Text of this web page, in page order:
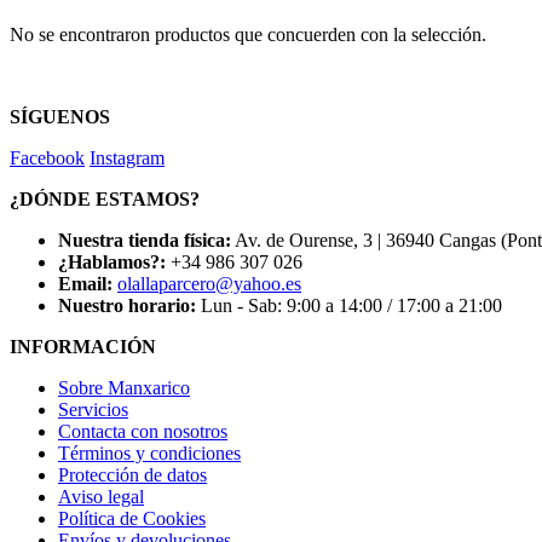
No se encontraron productos que concuerden con la selección.
SÍGUENOS
Facebook Instagram
¿DÓNDE ESTAMOS?
Nuestra tienda física: Av. de Ourense, 3 | 36940 Cangas
¿Hablamos?: +34 986 307 026
Email: olallaparcero@yahoo.es
Nuestro horario: Lun - Sab: 9:00 a 14:00 / 17:00 a 21:00
INFORMACIÓN
Sobre Manxarico
Servicios
Contacta con nosotros
Términos y condiciones
Protección de datos
Aviso legal
Política de Cookies